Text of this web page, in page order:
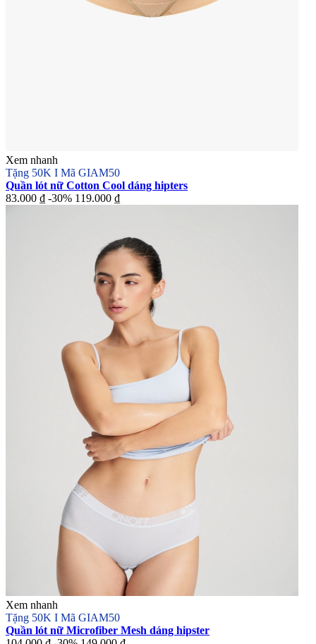
Xem nhanh
Tặng 50K I Mã GIAM50
Quần lót nữ Cotton Cool dáng hipters
83.000 ₫ -30% 119.000 ₫
Xem nhanh
Tặng 50K I Mã GIAM50
Quần lót nữ Microfiber Mesh dáng hipster